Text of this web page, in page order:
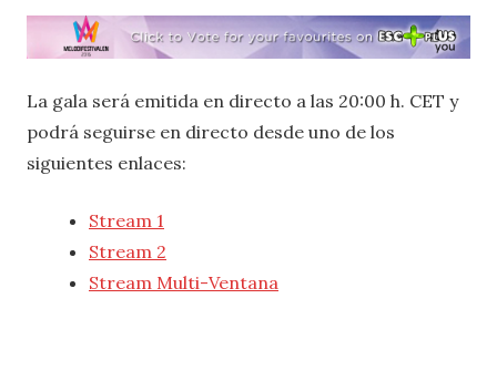
La gala será emitida en directo a las 20:00 h. CET y
podrá seguirse en directo desde uno de los
siguientes enlaces:
Stream 1
Stream 2
Stream Multi-Ventana